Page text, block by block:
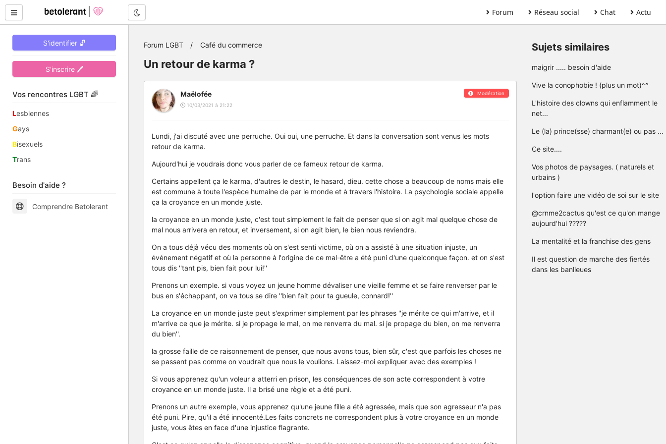
Forum Réseau social Chat Actu
S'identifier 🔓
S'inscrire 🖊
Vos rencontres LGBT 🌈
Lesbiennes
Gays
Bisexuels
Trans
Besoin d'aide ?
Comprendre Betolerant
Forum LGBT Café du commerce
Un retour de karma ?
Modération
Maëlofée
10/03/2021 à 21:22
Lundi, j'ai discuté avec une perruche. Oui oui, une perruche. Et dans la conversation sont venus les mots
retour de karma.
Aujourd'hui je voudrais donc vous parler de ce fameux retour de karma.
Certains appellent ça le karma, d'autres le destin, le hasard, dieu. cette chose a beaucoup de noms mais elle
est commune à toute l'espèce humaine de par le monde et à travers l'histoire. La psychologie sociale appelle
ça la croyance en un monde juste.
la croyance en un monde juste, c'est tout simplement le fait de penser que si on agit mal quelque chose de
mal nous arrivera en retour, et inversement, si on agit bien, le bien nous reviendra.
On a tous déjà vécu des moments où on s'est senti victime, où on a assisté à une situation injuste, un
événement négatif et où la personne à l'origine de ce mal-être a été puni d'une quelconque façon. et on s'est
tous dis ''tant pis, bien fait pour lui!''
Prenons un exemple. si vous voyez un jeune homme dévaliser une vieille femme et se faire renverser par le
bus en s'échappant, on va tous se dire ''bien fait pour ta gueule, connard!''
La croyance en un monde juste peut s'exprimer simplement par les phrases ''je mérite ce qui m'arrive, et il
m'arrive ce que je mérite. si je propage le mal, on me renverra du mal. si je propage du bien, on me renverra
du bien''.
la grosse faille de ce raisonnement de penser, que nous avons tous, bien sûr, c'est que parfois les choses ne
se passent pas comme on voudrait que nous le voulions. Laissez-moi expliquer avec des exemples !
Si vous apprenez qu'un voleur a atterri en prison, les conséquences de son acte correspondent à votre
croyance en un monde juste. Il a brisé une règle et a été puni.
Prenons un autre exemple, vous apprenez qu'une jeune fille a été agressée, mais que son agresseur n'a pas
été puni. Pire, qu'il a été innocenté.Les faits concrets ne correspondent plus à votre croyance en un monde
juste, vous êtes en face d'une injustice flagrante.
Sujets similaires
maigrir ..... besoin d'aide
Vive la conophobie ! (plus un mot)^^
L'histoire des clowns qui enflamment le
net...
Le (la) prince(sse) charmant(e) ou pas ...
Ce site....
Vos photos de paysages. ( naturels et
urbains )
l'option faire une vidéo de soi sur le site
@crnme2cactus qu'est ce qu'on mange
aujourd'hui ?????
La mentalité et la franchise des gens
Il est question de marche des fiertés
dans les banlieues